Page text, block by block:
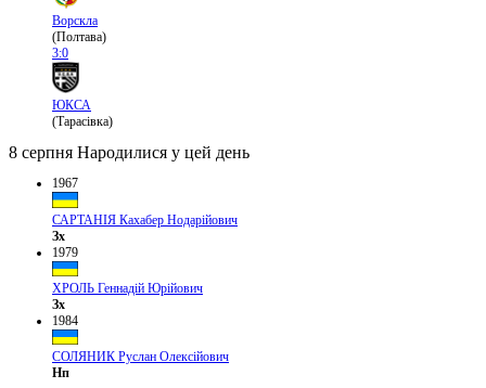
Ворскла
(Полтава)
3:0
ЮКСА
(Тарасівка)
8 серпня Народилися у цей день
1967
САРТАНІЯ Кахабер Нодарійович
Зх
1979
ХРОЛЬ Геннадій Юрійович
Зх
1984
СОЛЯНИК Руслан Олексійович
Нп